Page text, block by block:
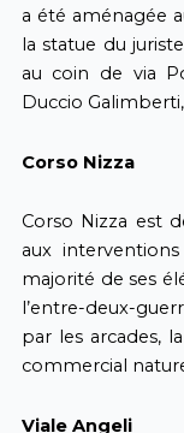
a été aménagée
la statue du
au coin de via
Duccio
Corso Nizza
Corso Nizza est
aux
majorité de ses
l’entre-deux-
par les arcades,
commercial
Viale Angeli